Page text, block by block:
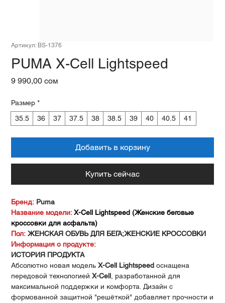
Артикул: BS-1376
PUMA X-Cell Lightspeed
9 990,00 сом
Размер *
35.5
36 37 37.5 38 38.5 39 40 40.5 41
Добавить в корзину
Купить сейчас
Бренд: Puma
Название модели:X-Cell Lightspeed (Женские беговые
кроссовки для асфальта)
Пол:ЖЕНСКАЯ ОБУВЬ ДЛЯ БЕГА;ЖЕНСКИЕ КРОССОВКИ
Информация о продукте:
ИСТОРИЯ ПРОДУКТА
Абсолютно новая модельX-Cell Lightspeed оснащена
передовой технологиейX-Cell , разработанной для
максимальной поддержки и комфорта. Дизайн с
формованной защитной "решёткой" добавляет прочности и